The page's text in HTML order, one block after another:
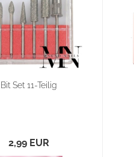
Bit Set 11-Teilig
2,99 EUR